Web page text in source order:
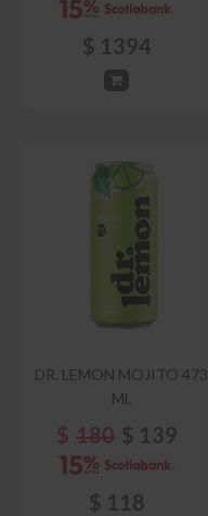
$ 1394
DR. LEMON MOJITO 473
ML
$ 180 $ 139
$ 118